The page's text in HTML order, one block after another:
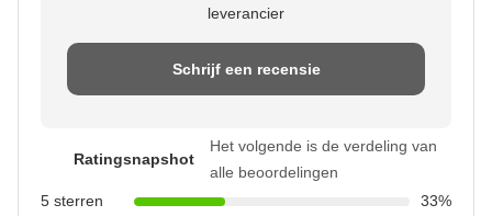
leverancier
Schrijf een recensie
Ratingsnapshot
Het volgende is de verdeling van
alle beoordelingen
5 sterren
33%